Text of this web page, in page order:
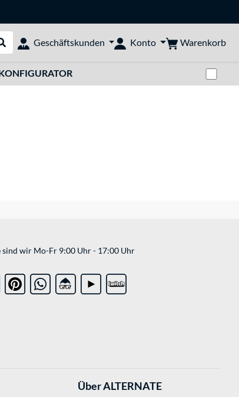
durchführen
Geschäftskunden Konto Warenkorb
sind wir Mo-Fr 9:00 Uhr - 17:00 Uhr
Über ALTERNATE